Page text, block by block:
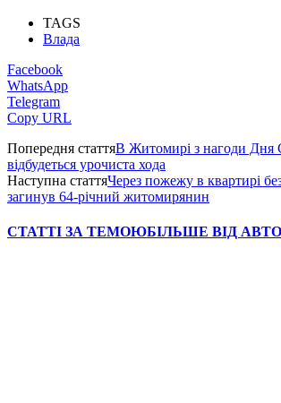
TAGS
Влада
Facebook
WhatsApp
Telegram
Copy URL
Попередня статтяВ Житомирі з нагоди Дня
відбудеться урочиста хода
Наступна статтяЧерез пожежу в квартирі
загинув 64-річний житомирянин
СТАТТІ ЗА ТЕМОЮБІЛЬШЕ ВІД